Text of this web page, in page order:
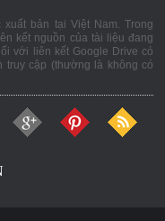
bản tại Việt Nam. Trong
kết nguồn của tài liệu đang
với liên kết Google Drive có
truy cập (thường là không có